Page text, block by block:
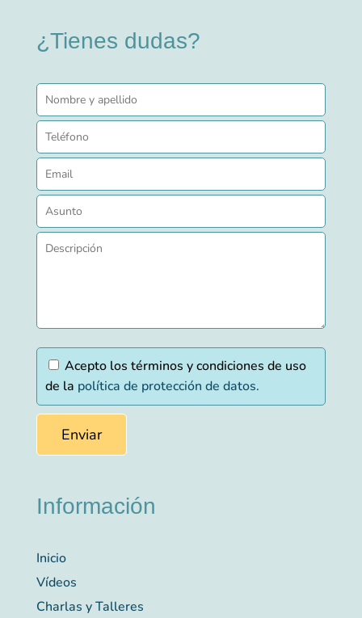
¿Tienes dudas?
Acepto los términos y condiciones de uso
de la política de protección de datos.
Información
Inicio
Vídeos
Charlas y Talleres